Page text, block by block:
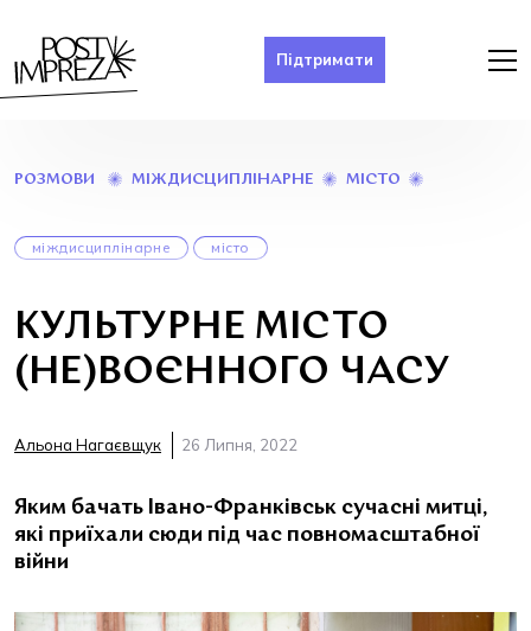
Підтримати
РОЗМОВИ МІЖДИСЦИПЛІНАРНЕ МІСТО
міждисциплінарне місто
КУЛЬТУРНЕ МІСТО
(НЕ)ВОЄННОГО ЧАСУ
Альона Нагаєвщук 26 Липня, 2022
Яким бачать Івано-Франківськ сучасні митці,
які приїхали сюди під час повномасштабної
війни